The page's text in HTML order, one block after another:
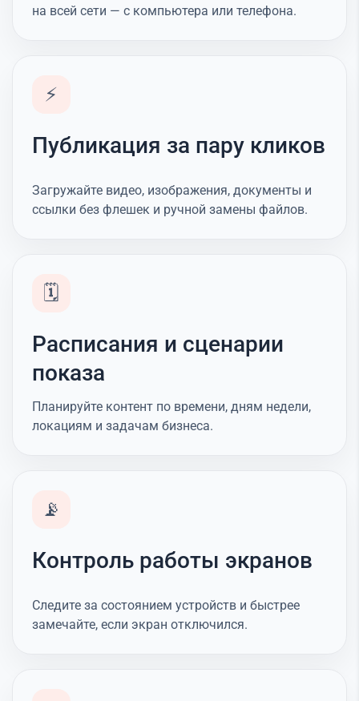
на всей сети — с компьютера или телефона.
⚡
Публикация за пару кликов
Загружайте видео, изображения, документы и
ссылки без флешек и ручной замены файлов.
🗓️
Расписания и сценарии
показа
Планируйте контент по времени, дням недели,
локациям и задачам бизнеса.
📡
Контроль работы экранов
Следите за состоянием устройств и быстрее
замечайте, если экран отключился.